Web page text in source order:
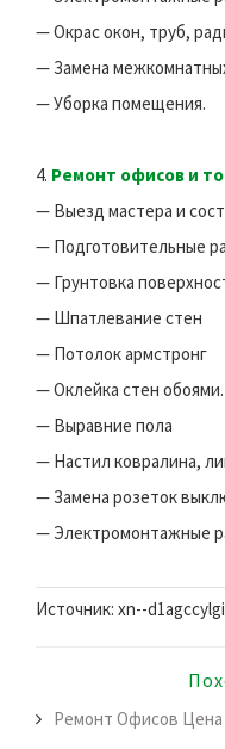
— Окрас окон, труб,
— Замена
— Уборка помещения.
4. Ремонт офисов и
— Выезд мастера и
— Подготовительные
— Грунтовка
— Шпатлевание стен
— Потолок армстронг
— Оклейка стен обоями.
— Выравние пола
— Настил ковралина,
— Замена розеток
— Электромонтажные
Источник: xn--
Ремонт Офисов Цена